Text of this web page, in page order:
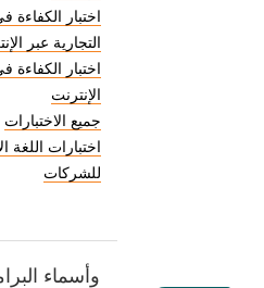
اختبار الكفاءة
التجارية عبر
اختبار الكفاءة
الإنترنت
جميع الاختبارات
اختبارات اللغة
للشركات